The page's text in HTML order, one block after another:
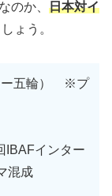
のか、 日本対イ
ょう。
ー五輪） ※プ
IBAFインター
混成